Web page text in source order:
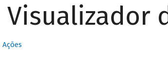
Visualizador
Ações